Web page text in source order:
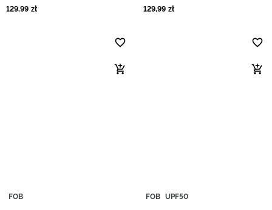
129,99 zł
- czarne
129,99 zł
FOB FOB UPF50